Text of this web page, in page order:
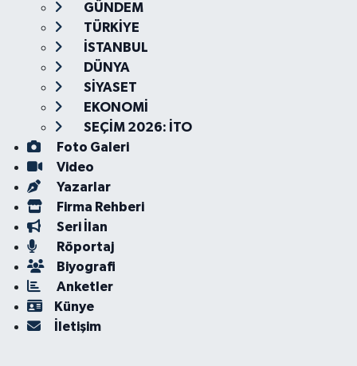
GÜNDEM
TÜRKİYE
İSTANBUL
DÜNYA
SİYASET
EKONOMİ
SEÇİM 2026: İTO
Foto Galeri
Video
Yazarlar
Firma Rehberi
Seri İlan
Röportaj
Biyografi
Anketler
Künye
İletişim